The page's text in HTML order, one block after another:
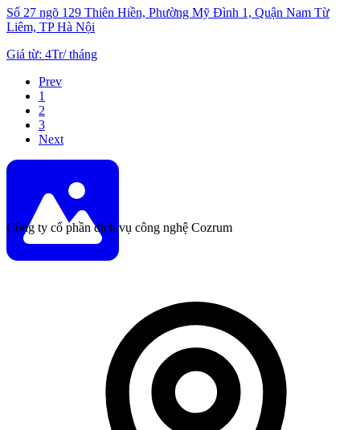
Số 27 ngõ 129 Thiên Hiền, Phường Mỹ Đình 1, Quận Nam Từ
Liêm, TP Hà Nội
Giá từ: 4Tr/tháng
Prev
1
2
3
Next
Công ty cổ phần dịch vụ công nghệ Cozrum